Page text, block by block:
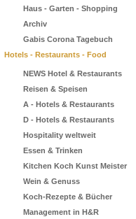
Haus - Garten - Shopping
Archiv
Gabis Corona Tagebuch
Hotels - Restaurants - Food
NEWS Hotel & Restaurants
Reisen & Speisen
A - Hotels & Restaurants
D - Hotels & Restaurants
Hospitality weltweit
Essen & Trinken
Kitchen Koch Kunst Meister
Wein & Genuss
Koch-Rezepte & Bücher
Management in H&R